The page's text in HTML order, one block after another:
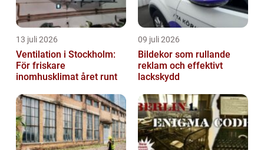
13 juli 2026
Ventilation i Stockholm:
För friskare
inomhusklimat året runt
09 juli 2026
Bildekor som rullande
reklam och effektivt
lackskydd